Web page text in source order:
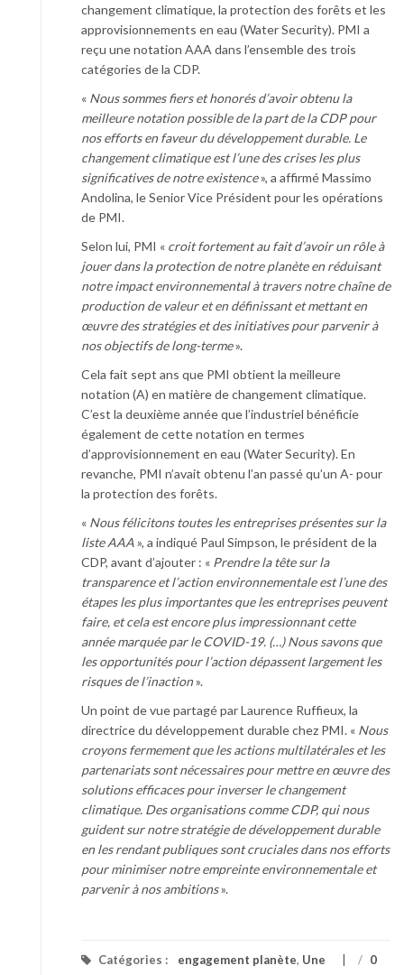
changement climatique, la protection des forêts et les
approvisionnements en eau (Water Security). PMI a
reçu une notation AAA dans l’ensemble des trois
catégories de la CDP.
« Nous sommes fiers et honorés d’avoir obtenu la
meilleure notation possible de la part de la CDP pour
nos efforts en faveur du développement durable. Le
changement climatique est l’une des crises les plus
significatives de notre existence», a affirmé Massimo
Andolina, le Senior Vice Président pour les opérations
de PMI.
Selon lui, PMI « croit fortement au fait d’avoir un rôle à
jouer dans la protection de notre planète en réduisant
notre impact environnemental à travers notre chaîne de
production de valeur et en définissant et mettant en
œuvre des stratégies et des initiatives pour parvenir à
nos objectifs de long-terme».
Cela fait sept ans que PMI obtient la meilleure
notation (A) en matière de changement climatique.
C’est la deuxième année que l’industriel bénéficie
également de cette notation en termes
d’approvisionnement en eau (Water Security). En
revanche, PMI n’avait obtenu l’an passé qu’un A- pour
la protection des forêts.
« Nous félicitons toutes les entreprises présentes sur la
liste AAA», a indiqué Paul Simpson, le président de la
CDP, avant d’ajouter : « Prendre la tête sur la
transparence et l’action environnementale est l’une des
étapes les plus importantes que les entreprises peuvent
faire, et cela est encore plus impressionnant cette
année marquée par le COVID-19. (…) Nous savons que
les opportunités pour l’action dépassent largement les
risques de l’inaction».
Un point de vue partagé par Laurence Ruffieux, la
directrice du développement durable chez PMI. « Nous
croyons fermement que les actions multilatérales et les
partenariats sont nécessaires pour mettre en œuvre des
solutions efficaces pour inverser le changement
climatique. Des organisations comme CDP, qui nous
guident sur notre stratégie de développement durable
en les rendant publiques sont cruciales dans nos efforts
pour minimiser notre empreinte environnementale et
parvenir à nos ambitions».
Catégories : engagement planète, Une / 0